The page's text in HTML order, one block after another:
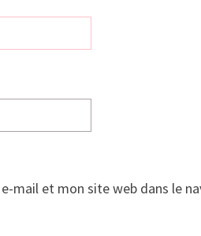
mail et mon site web dans le